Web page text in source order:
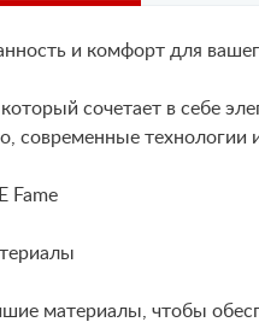
и комфорт для
сочетает в себе
современные технологии
Fame
материалы, чтобы